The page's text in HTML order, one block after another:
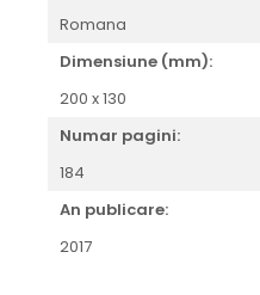
Romana
Dimensiune (mm):
200 x 130
Numar pagini:
184
An publicare:
2017